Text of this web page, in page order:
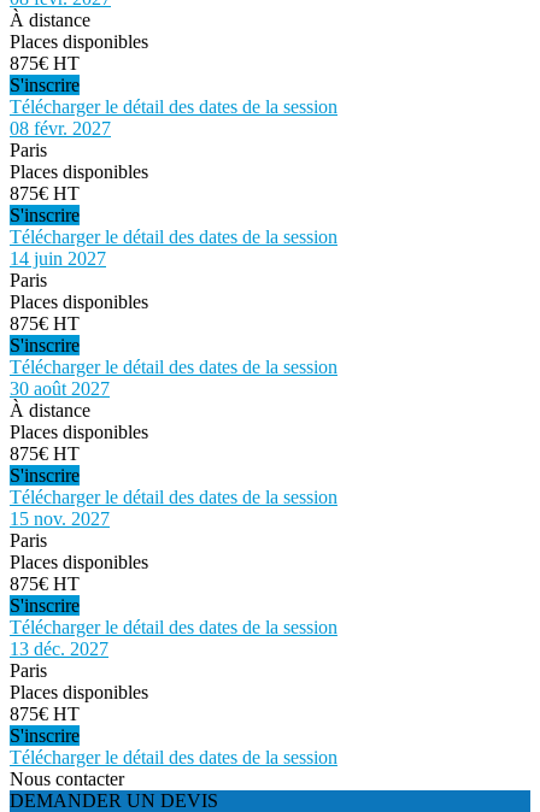
À distance
Places disponibles
875€ HT
S'inscrire
Télécharger le détail des dates de la session
08 févr. 2027
Paris
Places disponibles
875€ HT
S'inscrire
Télécharger le détail des dates de la session
14 juin 2027
Paris
Places disponibles
875€ HT
S'inscrire
Télécharger le détail des dates de la session
30 août 2027
À distance
Places disponibles
875€ HT
S'inscrire
Télécharger le détail des dates de la session
15 nov. 2027
Paris
Places disponibles
875€ HT
S'inscrire
Télécharger le détail des dates de la session
13 déc. 2027
Paris
Places disponibles
875€ HT
S'inscrire
Télécharger le détail des dates de la session
Nous contacter
DEMANDER UN DEVIS